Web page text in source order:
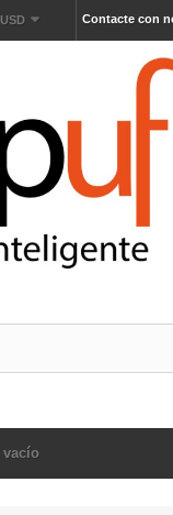
Contacte con
USD
vacío